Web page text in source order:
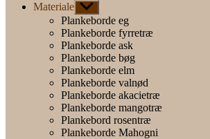
Materiale Vis
undermenu
Plankeborde eg
Plankeborde fyrretræ
Plankeborde ask
Plankeborde bøg
Plankeborde elm
Plankeborde valnød
Plankeborde akacietræ
Plankeborde mangotræ
Plankebord rosentræ
Plankeborde Mahogni